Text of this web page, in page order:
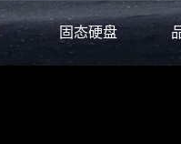
固态硬盘